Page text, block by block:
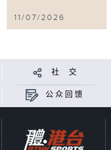
11/07/2026
社 交
公众回馈